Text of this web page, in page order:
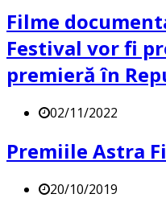
Filme
Festival vor fi
premieră în
02/11/2022
Premiile Astra
20/10/2019